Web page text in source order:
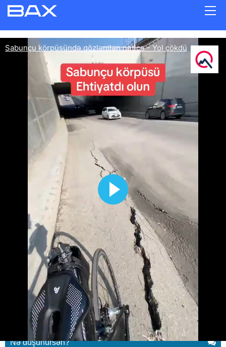
Sabunçu körpüsündə gözlənilən
nəticə - Yol çökdü
16.04.2026
QAFQAZINFO.AZ ABUNƏ OL
Nə düşünürsən?